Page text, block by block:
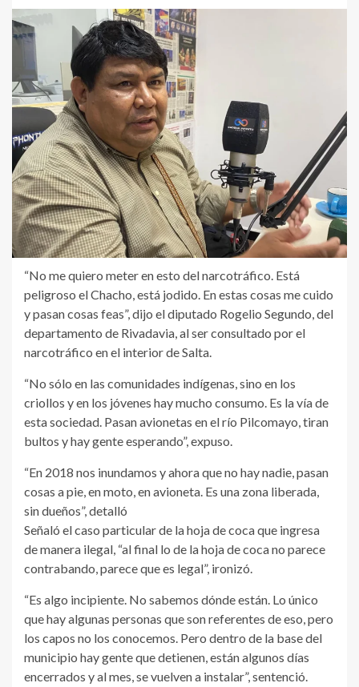
“No me quiero meter en esto del narcotráfico. Está
peligroso el Chacho, está jodido. En estas cosas me cuido
y pasan cosas feas”, dijo el diputado Rogelio Segundo, del
departamento de Rivadavia, al ser consultado por el
narcotráfico en el interior de Salta.
“No sólo en las comunidades indígenas, sino en los
criollos y en los jóvenes hay mucho consumo. Es la vía de
esta sociedad. Pasan avionetas en el río Pilcomayo, tiran
bultos y hay gente esperando”, expuso.
“En 2018 nos inundamos y ahora que no hay nadie, pasan
cosas a pie, en moto, en avioneta. Es una zona liberada,
sin dueños”, detalló
Señaló el caso particular de la hoja de coca que ingresa
de manera ilegal, “al final lo de la hoja de coca no parece
contrabando, parece que es legal”, ironizó.
“Es algo incipiente. No sabemos dónde están. Lo único
que hay algunas personas que son referentes de eso, pero
los capos no los conocemos. Pero dentro de la base del
municipio hay gente que detienen, están algunos días
encerrados y al mes, se vuelven a instalar”, sentenció.